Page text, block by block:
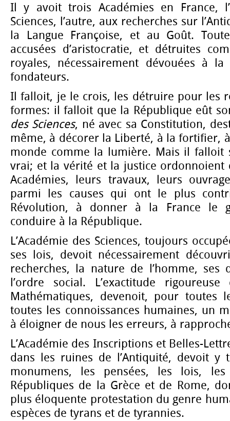
Il y avoit trois Académies en France,
Sciences, l’autre, aux recherches sur
la Langue Françoise, et au Goût.
accusées d’aristocratie, et détruites
royales, nécessairement dévouées à
fondateurs.
Il falloit, je le crois, les détruire pour les
formes: il falloit que la République eût
des Sciences, né avec sa Constitution,
même, à décorer la Liberté, à la fortifier,
monde comme la lumière. Mais il falloit
vrai; et la vérité et la justice ordonnoient
Académies, leurs travaux, leurs
parmi les causes qui ont le plus
Révolution, à donner à la France le
conduire à la République.
L’Académie des Sciences, toujours
ses lois, devoit nécessairement
recherches, la nature de l’homme,
l’ordre social. L’exactitude
Mathématiques, devenoit, pour toutes
toutes les connoissances humaines, un
à éloigner de nous les erreurs, à
L’Académie des Inscriptions et Belles-
dans les ruines de l’Antiquité, devoit y
monumens, les pensées, les lois,
Républiques de la Grèce et de Rome,
plus éloquente protestation du genre
espèces de tyrans et de tyrannies.